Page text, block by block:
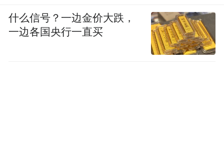
什么信号？一边金价大跌，
一边各国央行一直买